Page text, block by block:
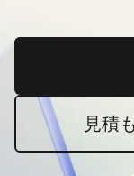
見積